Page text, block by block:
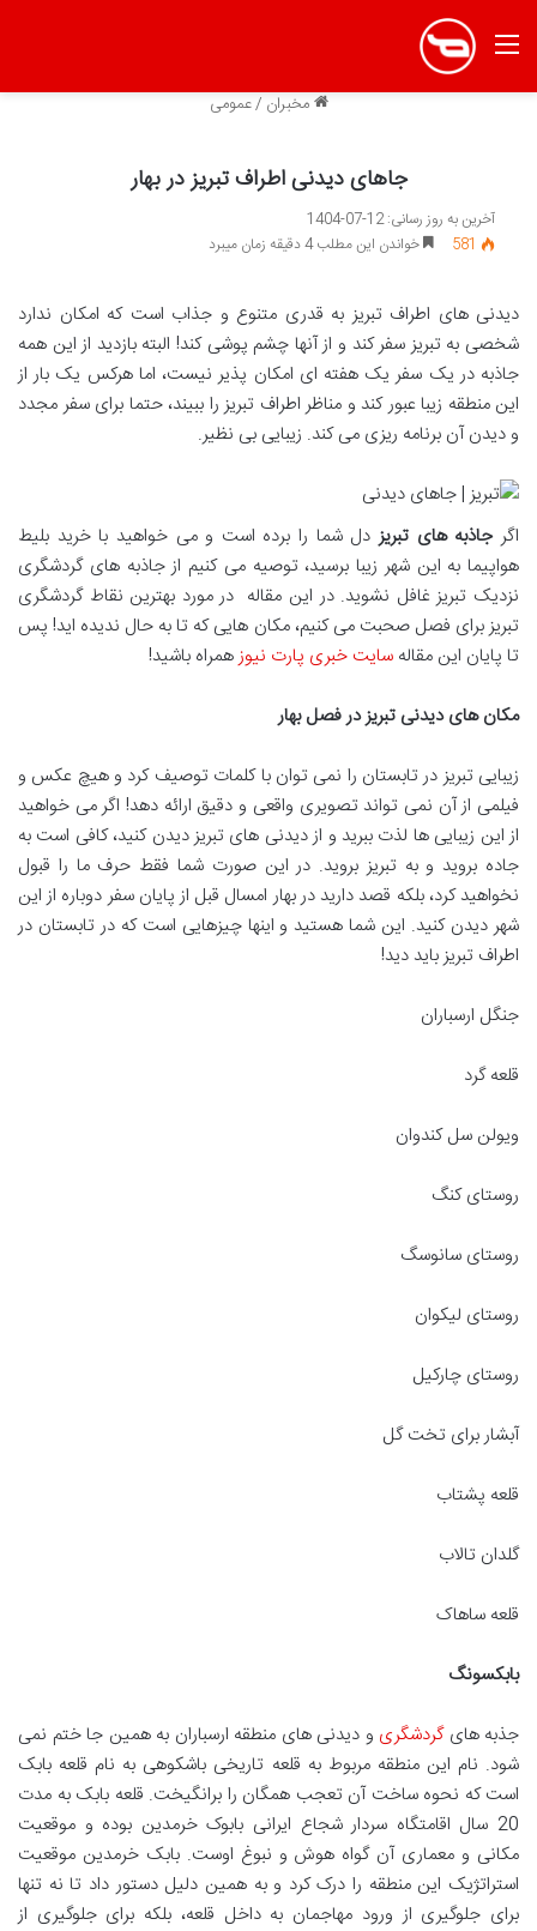
منو
مخبران /عمومی
جاهای دیدنی اطراف تبریز در بهار
آخرین به روز رسانی: 12-07-1404
581
خواندن این مطلب 4 دقیقه زمان میبرد
دیدنی های اطراف تبریز به قدری متنوع و جذاب است که امکان ندارد
شخصی به تبریز سفر کند و از آنها چشم پوشی کند! البته بازدید از این همه
جاذبه در یک سفر یک هفته ای امکان پذیر نیست، اما هرکس یک بار از
این منطقه زیبا عبور کند و مناظر اطراف تبریز را ببیند، حتما برای سفر مجدد
و دیدن آن برنامه ریزی می کند. زیبایی بی نظیر.
اگرجاذبه های تبریزدل شما را برده است و می خواهید با خرید بلیط
هواپیما به این شهر زیبا برسید، توصیه می کنیم از جاذبه های گردشگری
نزدیک تبریز غافل نشوید. در این مقاله در مورد بهترین نقاط گردشگری
تبریز برای فصل صحبت می کنیم، مکان هایی که تا به حال ندیده اید! پس
تا پایان این مقاله سایت خبری پارت نیوزهمراه باشید!
مکان های دیدنی تبریز در فصل بهار
زیبایی تبریز در تابستان را نمی توان با کلمات توصیف کرد و هیچ عکس و
فیلمی از آن نمی تواند تصویری واقعی و دقیق ارائه دهد! اگر می خواهید
از این زیبایی ها لذت ببرید و از دیدنی های تبریز دیدن کنید، کافی است به
جاده بروید و به تبریز بروید. در این صورت شما فقط حرف ما را قبول
نخواهید کرد، بلکه قصد دارید در بهار امسال قبل از پایان سفر دوباره از این
شهر دیدن کنید. این شما هستید و اینها چیزهایی است که در تابستان در
اطراف تبریز باید دید!
جنگل ارسباران
قلعه گرد
ویولن سل کندوان
روستای کنگ
روستای سانوسگ
روستای لیکوان
روستای چارکیل
آبشار برای تخت گل
قلعه پشتاب
گلدان تالاب
قلعه ساهاک
بابکسونگ
جذبه هایگردشگری و دیدنی های منطقه ارسباران به همین جا ختم نمی
شود. نام این منطقه مربوط به قلعه تاریخی باشکوهی به نام قلعه بابک
است که نحوه ساخت آن تعجب همگان را برانگیخت. قلعه بابک به مدت
20 سال اقامتگاه سردار شجاع ایرانی بابوک خرمدین بوده و موقعیت
مکانی و معماری آن گواه هوش و نبوغ اوست. بابک خرمدین موقعیت
استراتژیک این منطقه را درک کرد و به همین دلیل دستور داد تا نه تنها
برای جلوگیری از ورود مهاجمان به داخل قلعه، بلکه برای جلوگیری از